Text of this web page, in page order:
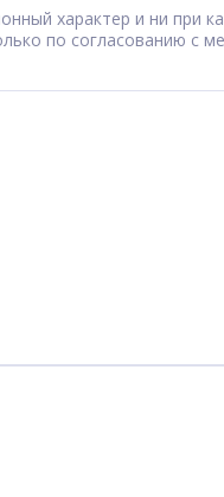
характер и ни при
по согласованию с